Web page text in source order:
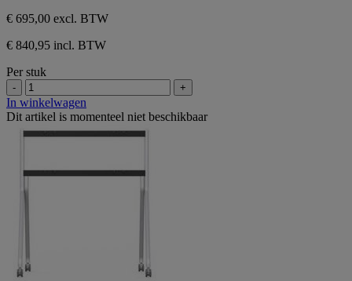
€ 695,00 excl. BTW
€ 840,95 incl. BTW
Per stuk
- +
In winkelwagen
Dit artikel is momenteel niet beschikbaar